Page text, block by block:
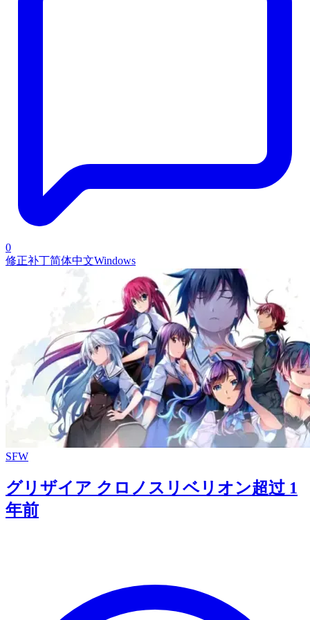
0
修正补丁简体中文Windows
SFW
グリザイア クロノスリベリオン超过 1
年前